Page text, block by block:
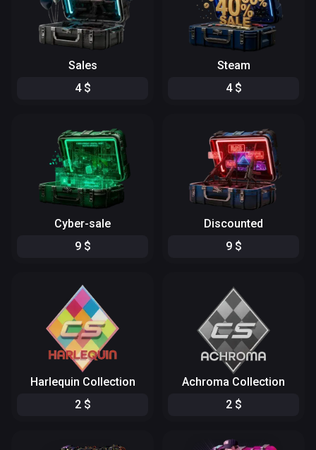
Sales
4 $
Steam
4 $
Cyber-sale
9 $
Discounted
9 $
Harlequin Collection
2 $
Achroma Collection
2 $